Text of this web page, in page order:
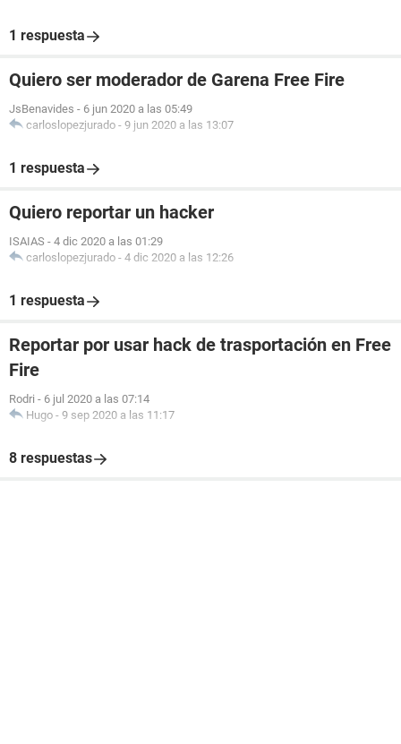
1 respuesta
Quiero ser moderador de Garena Free Fire
JsBenavides - 6 jun 2020 a las 05:49
carloslopezjurado - 9 jun 2020 a las 13:07
1 respuesta
Quiero reportar un hacker
ISAIAS - 4 dic 2020 a las 01:29
carloslopezjurado - 4 dic 2020 a las 12:26
1 respuesta
Reportar por usar hack de trasportación en Free
Fire
Rodri - 6 jul 2020 a las 07:14
Hugo - 9 sep 2020 a las 11:17
8 respuestas